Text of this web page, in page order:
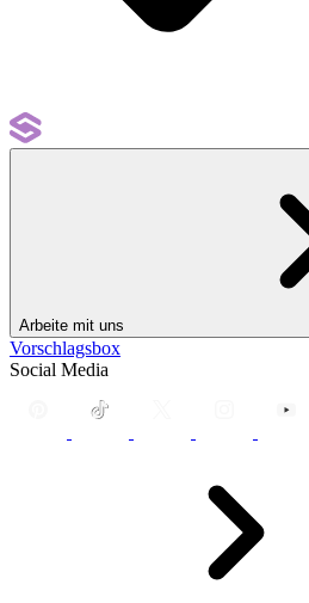
Arbeite mit uns
Vorschlagsbox
Social Media